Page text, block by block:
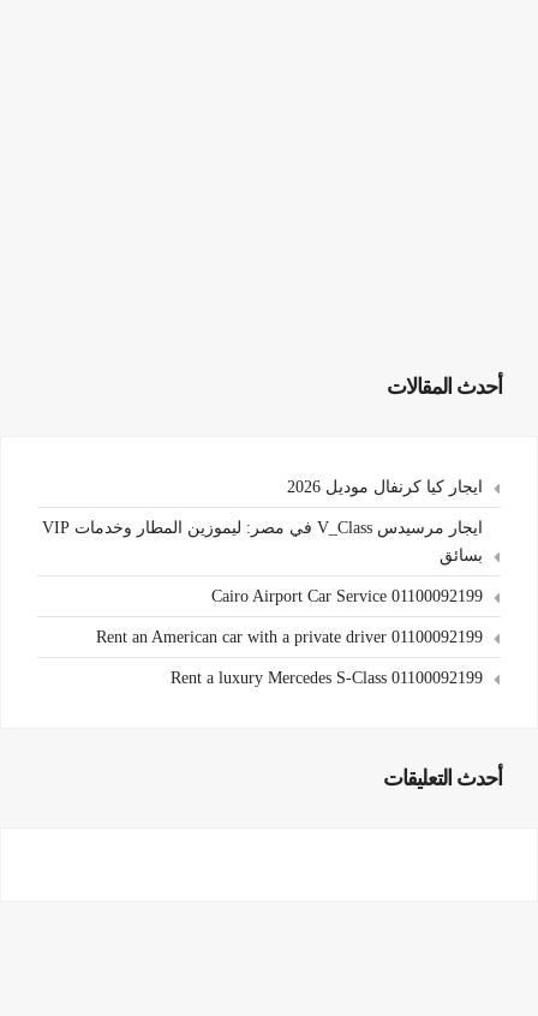
أحدث المقالات
ايجار كيا كرنفال موديل 2026
ايجار مرسيدس V_Class في مصر: ليموزين المطار وخدمات VIP
بسائق
Cairo Airport Car Service 01100092199
Rent an American car with a private driver 01100092199
Rent a luxury Mercedes S-Class 01100092199
أحدث التعليقات